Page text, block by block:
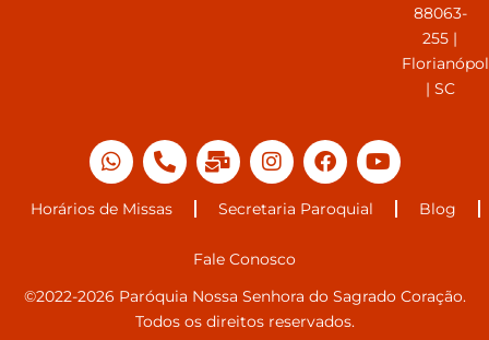
88063-
255 |
| SC
Horários de Missas Secretaria Paroquial Blog
Fale Conosco
©2022-2026 Paróquia Nossa Senhora do Sagrado Coração.
Todos os direitos reservados.